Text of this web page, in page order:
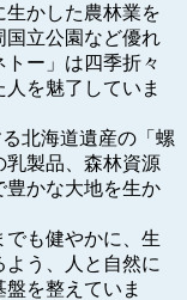
生かした農林業を
国立公園など優れ
ー」は四季折々
を魅了していま
北海道遺産の「螺
乳製品、森林資源
豊かな大地を生か
でも健やかに、生
う、人と自然に
を整えていま